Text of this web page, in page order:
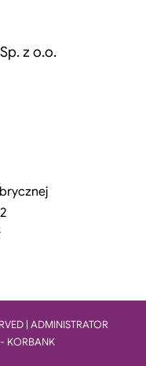
z o.o.
| ADMINISTRATOR
KORBANK